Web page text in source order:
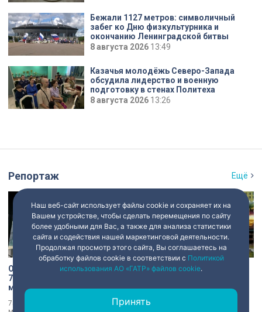
Бежали 1127 метров: символичный
забег ко Дню физкультурника и
окончанию Ленинградской битвы
8 августа 2026 13:49
Казачья молодёжь Северо-Запада
обсудила лидерство и военную
подготовку в стенах Политеха
8 августа 2026 13:26
Репортаж Ещё
От паровозов до «Скворца»:
75 лет исполняется
моторвагонному депо
Санкт-Петербург-
Финляндский
75 лет сегодня исполняется
От «Троецарствия» до Жар-
расписали действующий
состав метро Петербурга
Персонажи русских народных
Наш веб-сайт использует файлы cookie и сохраняет их на
Вашем устройстве, чтобы сделать перемещения по сайту
более удобными для Вас, а также для анализа статистики
сайта и содействия нашей маркетинговой деятельности.
Продолжая просмотр этого сайта, Вы соглашаетесь на
обработку файлов cookie в соответствии с Политикой
использования АО «ГАТР» файлов cookie.
Принять